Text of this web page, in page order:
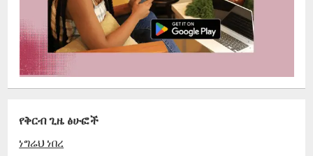
የቅርብ ጊዜ ፅሁፎች
ነግሬህ ነበረ